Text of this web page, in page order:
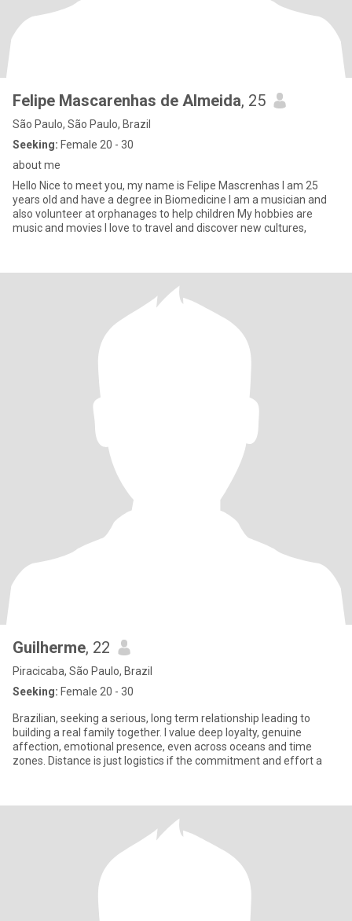
Felipe Mascarenhas de Almeida, 25
São Paulo, São Paulo, Brazil
Seeking: Female 20 - 30
about me
Hello Nice to meet you, my name is Felipe Mascrenhas I am 25
years old and have a degree in Biomedicine I am a musician and
also volunteer at orphanages to help children My hobbies are
music and movies I love to travel and discover new cultures,
Guilherme, 22
Piracicaba, São Paulo, Brazil
Seeking: Female 20 - 30
Brazilian, seeking a serious, long term relationship leading to
building a real family together. I value deep loyalty, genuine
affection, emotional presence, even across oceans and time
zones. Distance is just logistics if the commitment and effort a